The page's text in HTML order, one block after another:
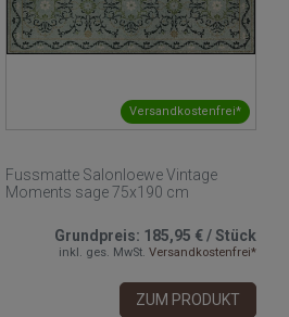
Versandkostenfrei*
Fussmatte Salonloewe Vintage
Moments sage 75x190 cm
Grundpreis: 185,95 €/Stück
inkl. ges. MwSt. Versandkostenfrei*
ZUM PRODUKT